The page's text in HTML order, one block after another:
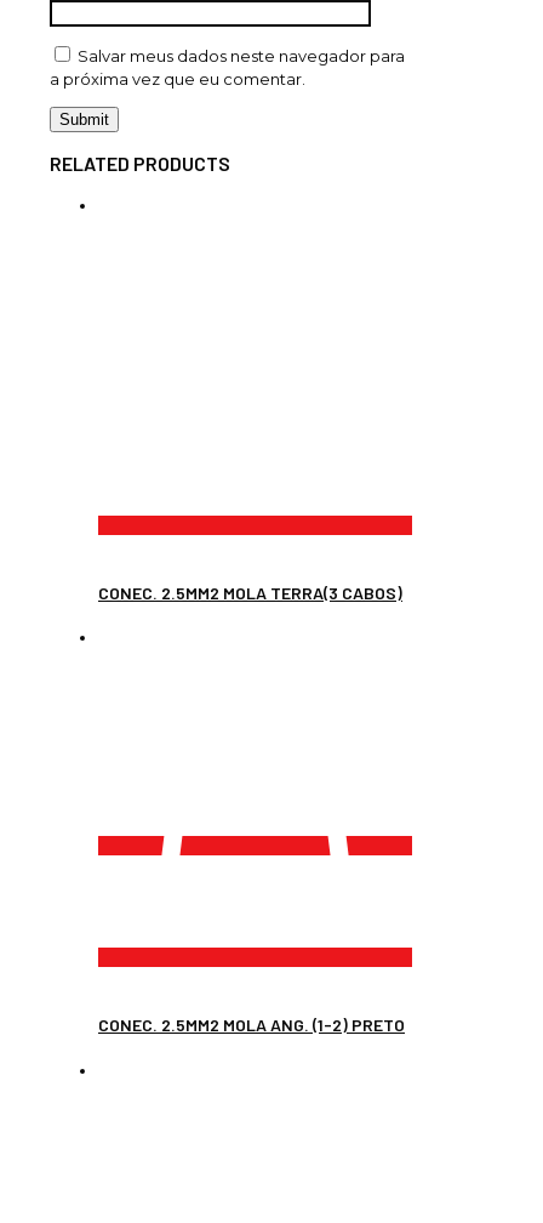
Salvar meus dados neste navegador para
a próxima vez que eu comentar.
RELATED PRODUCTS
CONEC. 2.5MM2 MOLA TERRA(3 CABOS)
CONEC. 2.5MM2 MOLA ANG. (1-2) PRETO